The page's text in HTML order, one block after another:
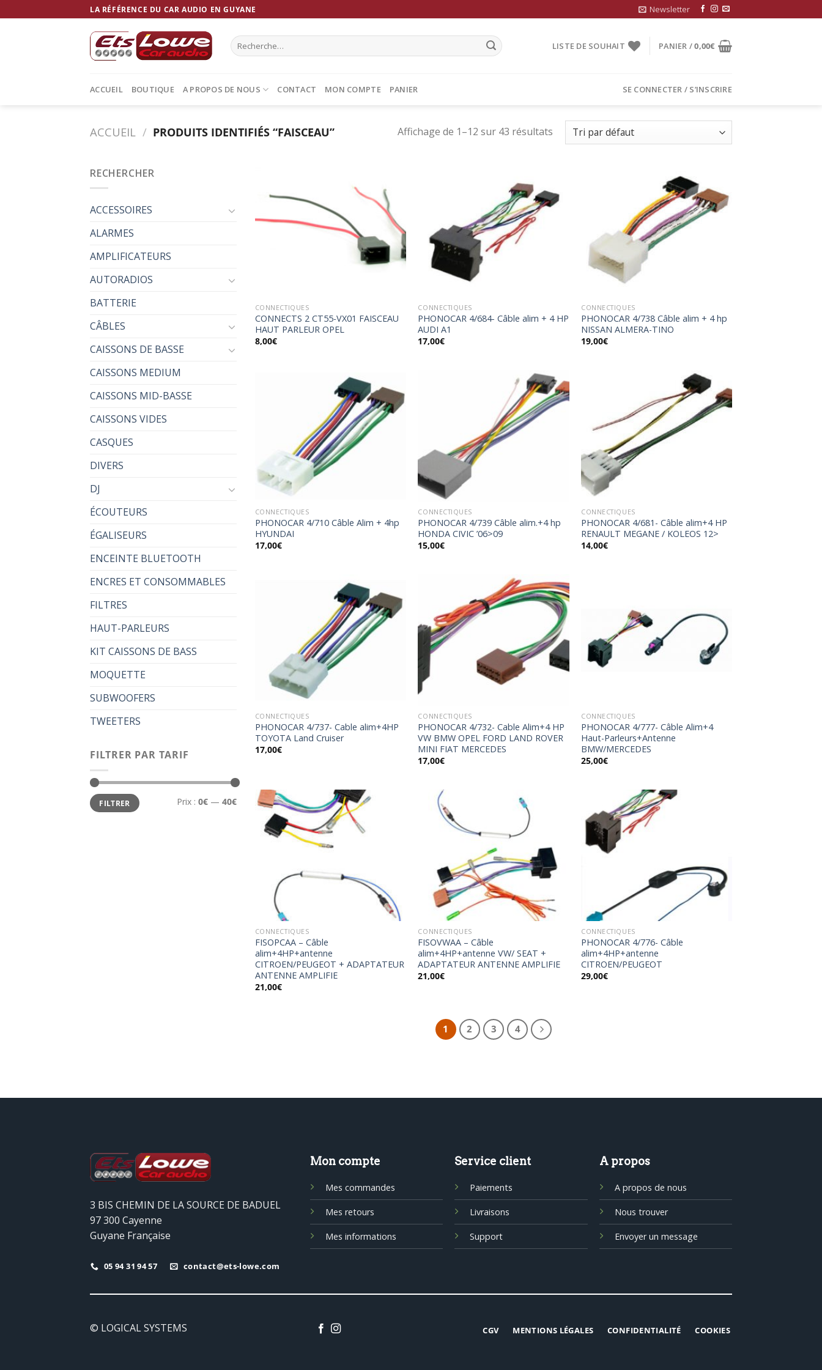
to
LA RÉFÉRENCE DU CAR AUDIO EN GUYANE Newsletter
Recherche
pour :
LISTE DE SOUHAIT PANIER /0,00€
ACCUEIL BOUTIQUE A PROPOS DE NOUS CONTACT MON COMPTE PANIER SE CONNECTER / S’INSCRIRE
ACCUEIL / PRODUITS IDENTIFIÉS “FAISCEAU” Affichage de 1–12 sur 43 résultats
RECHERCHER
ACCESSOIRES
ALARMES
AMPLIFICATEURS
AUTORADIOS
BATTERIE
CÂBLES
CAISSONS DE BASSE
CAISSONS MEDIUM
CAISSONS MID-BASSE
CAISSONS VIDES
CASQUES
DIVERS
DJ
ÉCOUTEURS
ÉGALISEURS
ENCEINTE BLUETOOTH
ENCRES ET CONSOMMABLES
FILTRES
HAUT-PARLEURS
KIT CAISSONS DE BASS
MOQUETTE
SUBWOOFERS
TWEETERS
FILTRER PAR TARIF
Prix
min
Prix
maxFILTRER Prix : 0€ — 40€
Ajouter
wishlist
CONNECTIQUES
CONNECTS 2 CT55-VX01 FAISCEAU
HAUT PARLEUR OPEL
8,00€
Ajouter
CONNECTIQUES
PHONOCAR 4/684- Câble alim + 4 HP
AUDI A1
17,00€
Ajouter
CONNECTIQUES
PHONOCAR 4/738 Câble alim + 4 hp
NISSAN ALMERA-TINO
19,00€
Ajouter
CONNECTIQUES
PHONOCAR 4/710 Câble Alim + 4hp
HYUNDAI
17,00€
CONNECTIQUES
PHONOCAR 4/739 Câble alim.+4 hp
HONDA CIVIC ’06>09
15,00€
CONNECTIQUES
PHONOCAR 4/681- Câble alim+4 HP
RENAULT MEGANE / KOLEOS 12>
14,00€
Ajouter
CONNECTIQUES
PHONOCAR 4/737- Cable alim+4HP
TOYOTA Land Cruiser
17,00€
Ajouter
à la
wishlist
CONNECTIQUES
PHONOCAR 4/732- Cable Alim+4 HP
VW BMW OPEL FORD LAND ROVER
MINI FIAT MERCEDES
17,00€
wishlist
CONNECTIQUES
PHONOCAR 4/777- Câble Alim+4
Haut-Parleurs+Antenne
BMW/MERCEDES
25,00€
CONNECTIQUES
FISOPCAA – Câble
alim+4HP+antenne
CITROEN/PEUGEOT + ADAPTATEUR
ANTENNE AMPLIFIE
21,00€
à la
wishlist
CONNECTIQUES
FISOVWAA – Câble
alim+4HP+antenne VW/ SEAT +
ADAPTATEUR ANTENNE AMPLIFIE
21,00€
CONNECTIQUES
PHONOCAR 4/776- Câble
alim+4HP+antenne
CITROEN/PEUGEOT
29,00€
1 2 3 4
3 BIS CHEMIN DE LA SOURCE DE BADUEL
97 300 Cayenne
Guyane Française
05 94 31 94 57 contact@ets-lowe.com
Mon compte
Mes commandes
Mes retours
Mes informations
Service client
Paiements
Livraisons
Support
A propos
A propos de nous
Nous trouver
Envoyer un message
© LOGICAL SYSTEMS CGV MENTIONS LÉGALES CONFIDENTIALITÉ COOKIES